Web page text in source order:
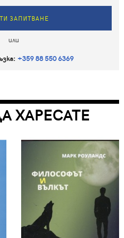
ЗАПИТВАНЕ
или
+359 88 550 6369
ХАРЕСАТЕ